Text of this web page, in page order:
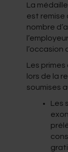
La
est remise
nombre
l’occasion
Les
lors de la
soumises
Les